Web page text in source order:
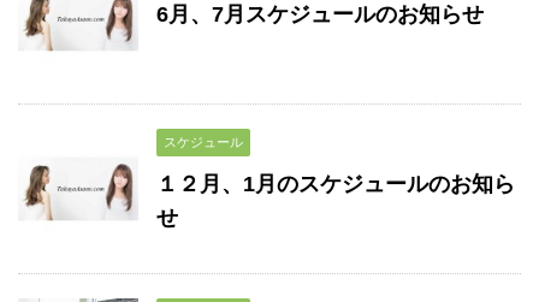
6月、7月スケジュールのお知らせ
スケジュール
１２月、1月のスケジュールのお知ら
せ